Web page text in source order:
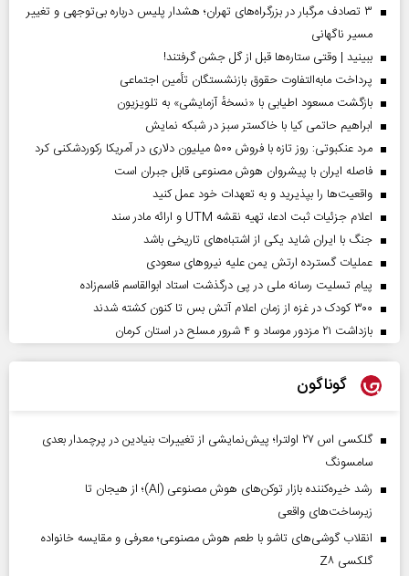
۳ تصادف مرگبار در بزرگراه‌های تهران؛ هشدار پلیس درباره بی‌توجهی و تغییر
مسیر ناگهانی
ببینید | وقتی ستاره‌ها قبل از گل جشن گرفتند!
پرداخت مابه‌التفاوت حقوق بازنشستگان تأمین اجتماعی
بازگشت مسعود اطیابی با «نسخهٔ آزمایشی» به تلویزیون
ابراهیم حاتمی کیا با خاکستر سبز در شبکه نمایش
مرد عنکبوتی: روز تازه با فروش ۵۰۰ میلیون دلاری در آمریکا رکوردشکنی کرد
فاصله ایران با پیشرو‌ان هوش مصنوعی قابل جبران است
واقعیت‌ها را بپذیرید و به تعهدات خود عمل کنید
اعلام جزئیات ثبت ادعا، تهیه نقشه UTM و ارائه مادر سند
جنگ با ایران شاید یکی از اشتباه‌های تاریخی باشد
عملیات گسترده ارتش یمن علیه نیروهای سعودی
پیام تسلیت رسانه ملی در پی درگذشت استاد ابوالقاسم قاسم‌زاده
۳۰۰ کودک در غزه از زمان اعلام آتش بس تا کنون کشته شدند
بازداشت ۲۱ مزدور موساد و ۴ شرور مسلح در استان کرمان
گوناگون
گلکسی اس ۲۷ اولترا؛ پیش‌نمایشی از تغییرات بنیادین در پرچمدار بعدی
سامسونگ
رشد خیره‌کننده بازار توکن‌های هوش مصنوعی (AI)؛ از هیجان تا
زیرساخت‌های واقعی
انقلاب گوشی‌های تاشو‌ با طعم هوش مصنوعی؛ معرفی و مقایسه خانواده
گلکسی Z۸